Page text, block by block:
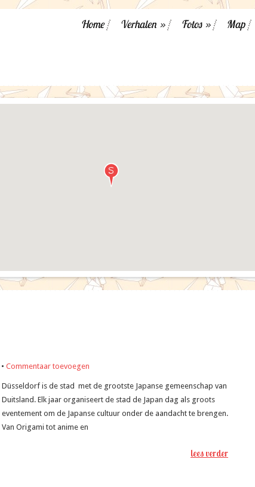
Home Verhalen » Fotos » Map
• Commentaar toevoegen
Düsseldorf is de stad met de grootste Japanse gemeenschap van
Duitsland. Elk jaar organiseert de stad de Japan dag als groots
eventement om de Japanse cultuur onder de aandacht te brengen.
Van Origami tot anime en
lees verder